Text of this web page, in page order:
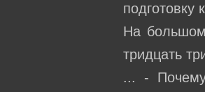
подготовку
На большом
тридцать
... -